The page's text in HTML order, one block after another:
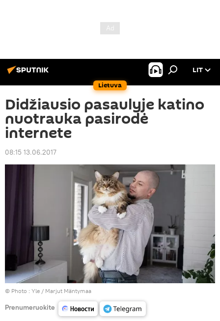
Lietuva
LIT
Didžiausio pasaulyje katino
nuotrauka pasirodė
internete
08:15 13.06.2017
© Photo : Yle / Marjut Mäntymaa
Prenumeruokite